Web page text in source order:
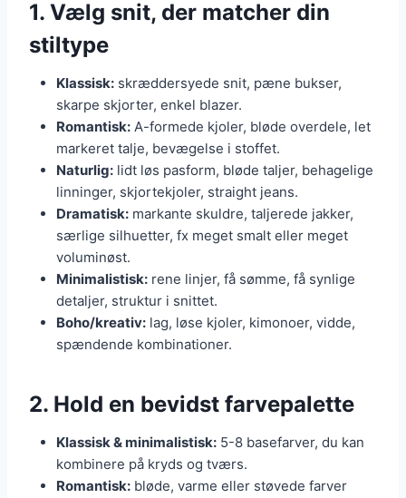
1. Vælg snit, der matcher din
stiltype
Klassisk: skræddersyede snit, pæne bukser,
skarpe skjorter, enkel blazer.
Romantisk: A-formede kjoler, bløde overdele, let
markeret talje, bevægelse i stoffet.
Naturlig: lidt løs pasform, bløde taljer, behagelige
linninger, skjortekjoler, straight jeans.
Dramatisk: markante skuldre, taljerede jakker,
særlige silhuetter, fx meget smalt eller meget
voluminøst.
Minimalistisk: rene linjer, få sømme, få synlige
detaljer, struktur i snittet.
Boho/kreativ: lag, løse kjoler, kimonoer, vidde,
spændende kombinationer.
2. Hold en bevidst farvepalette
Klassisk & minimalistisk: 5-8 basefarver, du kan
kombinere på kryds og tværs.
Romantisk: bløde, varme eller støvede farver